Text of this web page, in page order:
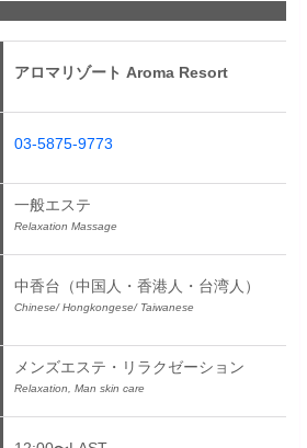
アロマリゾート Aroma Resort
03-5875-9773
一般エステ
Relaxation Massage
中香台（中国人・香港人・台湾人）
Chinese/ Hongkongese/ Taiwanese
メンズエステ・リラクゼーション
Relaxation, Man skin care